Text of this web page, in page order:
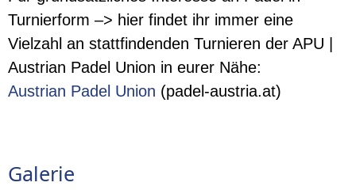
Turnierform –> hier findet ihr immer eine
Vielzahl an stattfindenden Turnieren der APU |
Austrian Padel Union in eurer Nähe:
Austrian Padel Union (padel-austria.at)
Galerie